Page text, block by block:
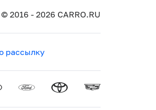
© 2016 - 2026 CARRO.RU
рассылку